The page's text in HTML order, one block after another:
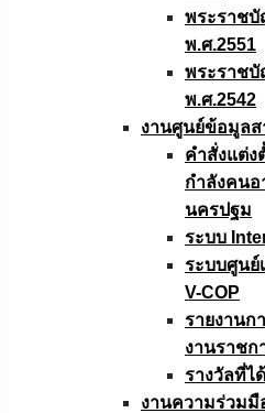
พระราช
พ.ศ.2551
พระราช
พ.ศ.2542
งานศูนย์ข้อมูลส
คำสั่งแต่ง
กำลังคน
นครปฐม
ระบบ
ระบบศูนย์
V-COP
รายงานก
งานราชก
รางวัลที่ไ
งานความร่วมมื